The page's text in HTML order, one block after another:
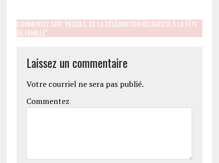
COMMENTEZ SUR "PÂQUES, DE LA CÉLÉBRATION RELIGIEUSE À LA FÊTE
DE FAMILLE"
Laissez un commentaire
Votre courriel ne sera pas publié.
Commentez